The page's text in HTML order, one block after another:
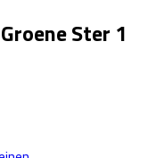
Ster 1